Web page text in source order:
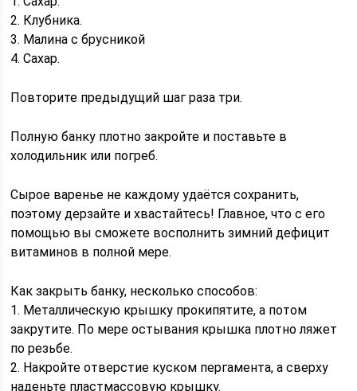
2. Клубника.
3. Малина с брусникой
4. Сахар.
Повторите предыдущий шаг раза три.
Полную банку плотно закройте и поставьте в
холодильник или погреб.
Сырое варенье не каждому удаётся сохранить,
поэтому дерзайте и хвастайтесь! Главное, что с его
помощью вы сможете восполнить зимний дефицит
витаминов в полной мере.
Как закрыть банку, несколько способов:
1. Металлическую крышку прокипятите, а потом
закрутите. По мере остывания крышка плотно ляжет
по резьбе.
2. Накройте отверстие куском пергамента, а сверху
наденьте пластмассовую крышку.